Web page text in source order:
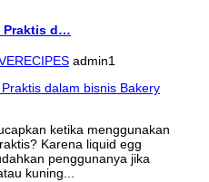
Praktis d…
admin1
ketika menggunakan
Karena liquid egg
penggunanya jika
kuning...